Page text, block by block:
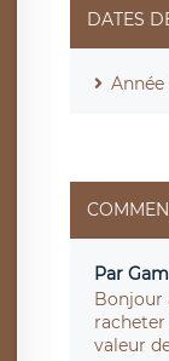
DATES
Année
Par
Bonjour
valeur